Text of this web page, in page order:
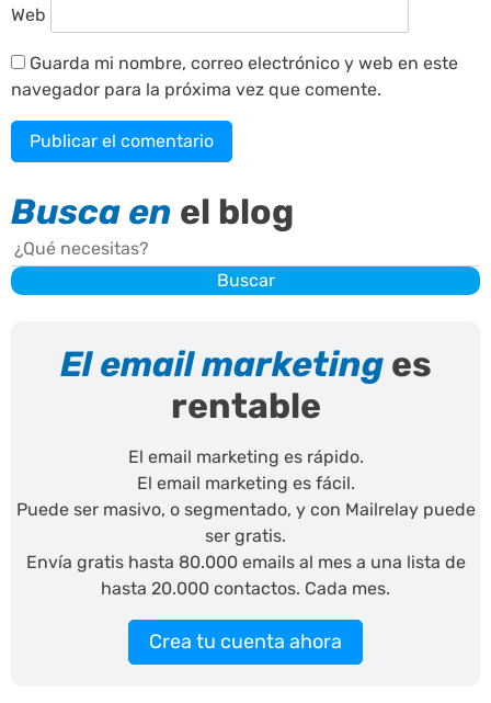
Web
Guarda mi nombre, correo electrónico y web en este
navegador para la próxima vez que comente.
Busca en el blog
Buscar
Buscar
El email marketing es
rentable
El email marketing es rápido.
El email marketing es fácil.
Puede ser masivo, o segmentado, y con Mailrelay puede
ser gratis.
Envía gratis hasta 80.000 emails al mes a una lista de
hasta 20.000 contactos. Cada mes.
Crea tu cuenta ahora